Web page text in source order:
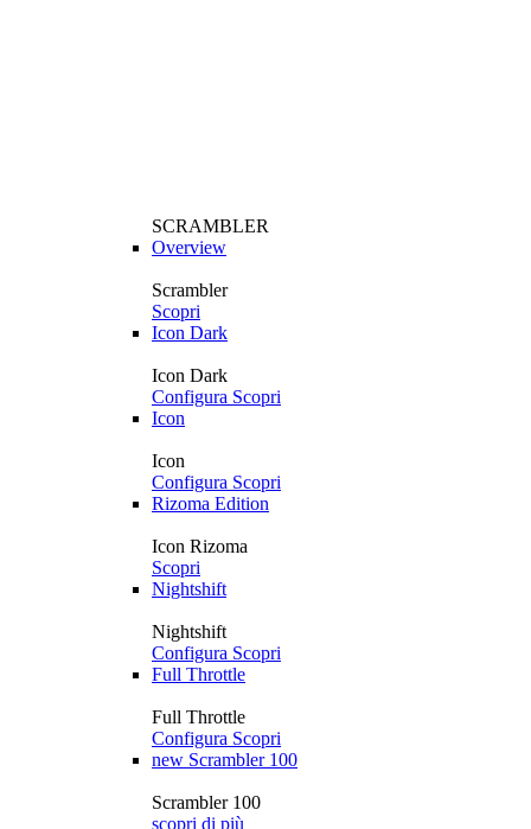
SCRAMBLER
Overview
Scrambler
Scopri
Icon Dark
Icon Dark
Configura Scopri
Icon
Icon
Configura Scopri
Rizoma Edition
Icon Rizoma
Scopri
Nightshift
Nightshift
Configura Scopri
Full Throttle
Full Throttle
Configura Scopri
new Scrambler 100
Scrambler 100
scopri di più